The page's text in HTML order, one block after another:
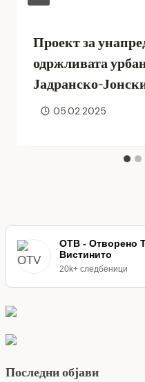
Проект за
одржливата
Јадранско-
05.02.2025
ОТВ - Отворено
Вистинито
20k+ следбеници
Последни објави